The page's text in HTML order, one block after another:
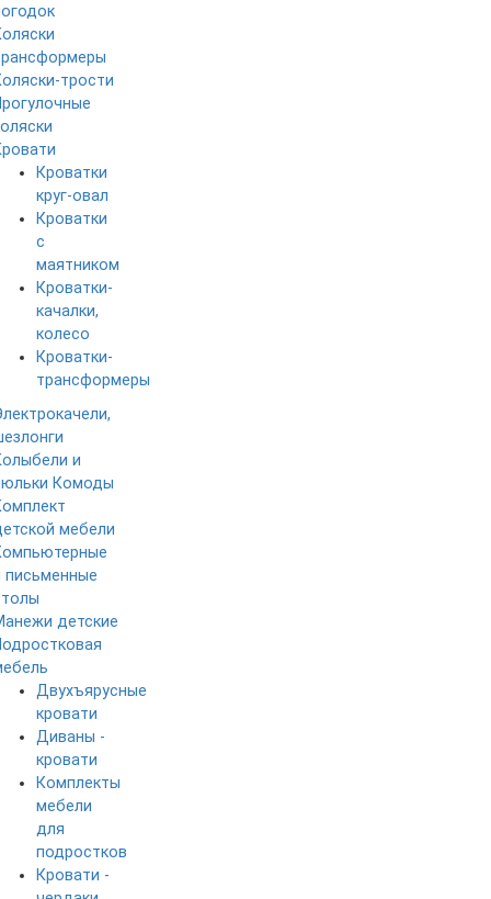
трости
Кроватки
круг-овал
Кроватки
с
маятником
Кроватки-
качалки,
колесо
Кроватки-
трансформеры
и
Комоды
мебели
письменные
детские
Двухъярусные
кровати
Диваны -
кровати
Комплекты
мебели
для
подростков
Кровати -